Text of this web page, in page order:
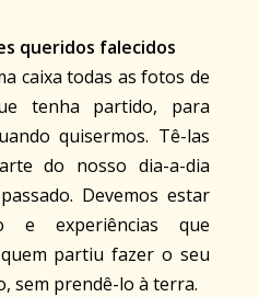
queridos falecidos
caixa todas as fotos de
tenha partido, para
quisermos. Tê-las
do nosso dia-a-dia
Devemos estar
e experiências que
partiu fazer o seu
sem prendê-lo à terra.